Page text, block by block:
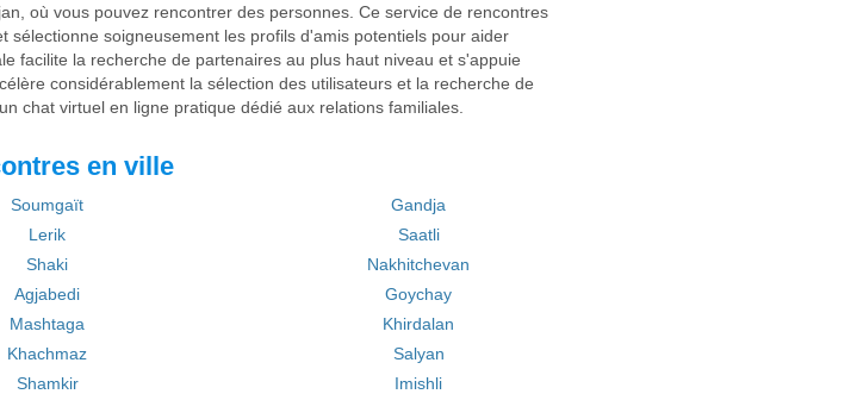
où vous pouvez rencontrer des personnes. Ce service de rencontres
soigneusement les profils d'amis potentiels pour aider
facilite la recherche de partenaires au plus haut niveau et s'appuie
considérablement la sélection des utilisateurs et la recherche de
chat virtuel en ligne pratique dédié aux relations familiales.
en ville
Soumgaït
Gandja
Lerik
Saatli
Shaki
Nakhitchevan
Agjabedi
Goychay
Mashtaga
Khirdalan
Khachmaz
Salyan
Shamkir
Imishli